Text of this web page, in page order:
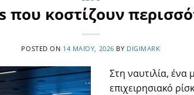
κοστίζουν
POSTED ON 14 ΜΑΪ́ΟΥ, 2026 BY DIGIMARK
Στη ναυτιλία, ένα
επιχειρησιακό